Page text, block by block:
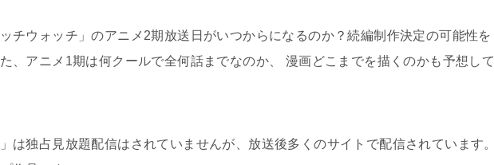
チウォッチ」のアニメ2期放送日がいつからになるのか？続編制作決定の可能性を
、アニメ1期は何クールで全何話までなのか、 漫画どこまでを描くのかも予想して
は独占見放題配信はされていませんが、放送後多くのサイトで配信されています。